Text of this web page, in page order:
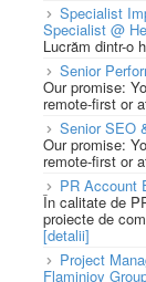
Specialist
Specialist @
Lucrăm dintr-o
Senior
Our promise:
remote-first or
Senior SEO
Our promise:
remote-first or
PR Account
În calitate de
proiecte de
[detalii]
Project
Flaminjoy